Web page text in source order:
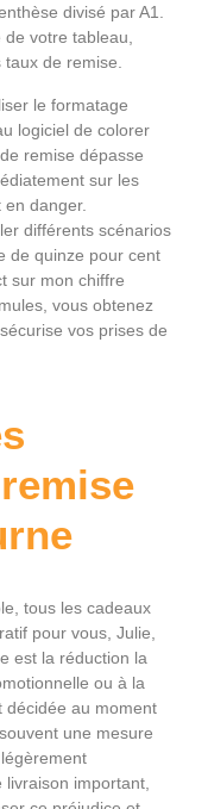
divisé par A1.
votre tableau,
de remise.
le formatage
logiciel de colorer
remise dépasse
sur les
danger.
différents scénarios
de quinze pour cent
sur mon chiffre
vous obtenez
vos prises de
tous les cadeaux
pour vous, Julie,
est la réduction la
ou à la
décidée au moment
une mesure
important,